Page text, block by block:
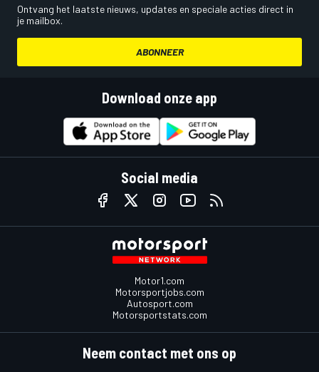
Ontvang het laatste nieuws, updates en speciale acties direct in
je mailbox.
ABONNEER
Download onze app
Social media
Motor1.com
Motorsportjobs.com
Autosport.com
Motorsportstats.com
Neem contact met ons op